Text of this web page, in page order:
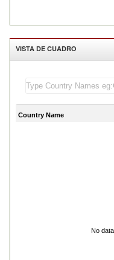
VISTA DE CUADRO
Country Name
No